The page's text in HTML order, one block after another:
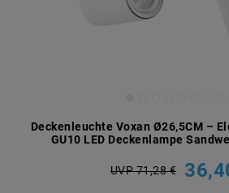
Deckenleuchte Voxan Ø26,5CM –
GU10 LED Deckenlampe
UVP 71,28 €